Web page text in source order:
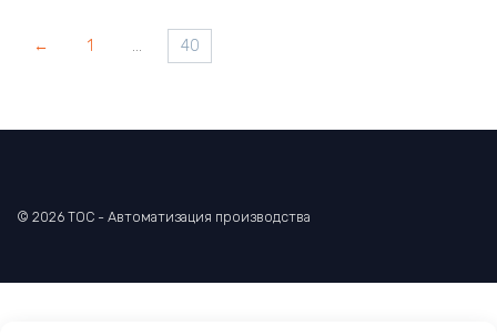
← 1 … 40
© 2026 TOC - Автоматизация производства